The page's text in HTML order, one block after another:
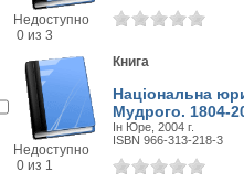
Недоступно
0 из 3
Недоступно
0 из 1
Книга
Національна
Мудрого. 1804-
Ін Юре, 2004 г.
ISBN 966-313-218-3